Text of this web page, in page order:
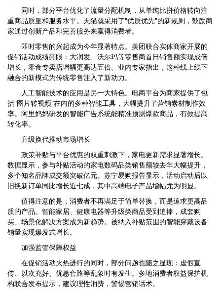
同时，部分平台优化了流量分配机制，从单纯比拼价格转向注
重商品质量和服务水平。天猫就采用了"优质优先"的新规则，鼓励商
家通过创新产品和完善服务来赢得消费者。
即时零售的兴起成为今年显著特点。美团联合实体商家开展的
促销活动成绩亮眼：大润发、沃尔玛等零售商首日销售额实现成倍
增长，零食专卖店增幅更高达五倍。业内专家指出，这种线上线下
融合的新模式为传统零售注入了新动力。
人工智能技术的应用是另一大特色。电商平台为商家提供了包
括"图片转视频"在内的多种智能工具，大幅提升了营销素材制作效
率。阿里妈妈研发的智能广告系统能精准预测爆款商品，有效提高
转化率。
升级换代推动市场增长
政策补贴与平台优惠的双重刺激下，家电更新需求显著增长。
数据显示，参与补贴活动的家电数码品类销售额较去年大幅提升，
多个知名品牌成交额突破亿元。苏宁易购报告显示，活动启动后以
旧换新订单同比增长近七成，其中高端电子产品增幅尤为明显。
值得注意的是，消费者不再满足于简单替换，而是追求更高品
质的产品。智能家居、健康电器等升级类商品受到追捧，成套购
买、场景化解决方案成为新趋势。被纳入补贴范围的智能穿戴设备
销量实现爆发式增长。
加强监管保障权益
在促销活动火热进行的同时，部分问题也随之显现：虚假宣
传、以次充好、优惠套路等乱象时有发生。多地消费者权益保护机
构联合发布提示，建议理性消费，警惕营销话术。